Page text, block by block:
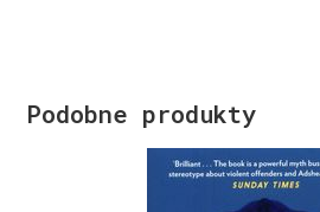
Podobne produkty